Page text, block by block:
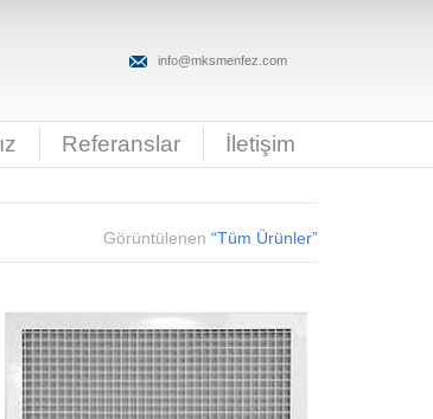
info@mksmenfez.com
Referanslar İletişim
Görüntülenen “Tüm Ürünler”